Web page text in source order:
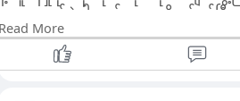
ျွန်တော်လည်း သူတို့ရဲ့ပူပင်သောကရည်သ
ာ အပြန်အလှန်ရယ်မောကြပါတယ်
ေက နေ့စဉ်အလုပ်ဘဝကို ပျော်ရွှင်စေ
ားရောက်ခဲ့ပါတယ်။ မျှဝေဖို့ စစ်မှန်ပြီ
ေ့လာတွေ့ရှိချက်တွေ အများကြီးရှိပါ
ျွန်မရဲ့စိတ်ထဲမှာ တရုတ်နိုင်ငံဟာ အိမ်နီး
ယ့် ဒီမြေပေါ် ခြေချပြီးနောက်မှသာ
More